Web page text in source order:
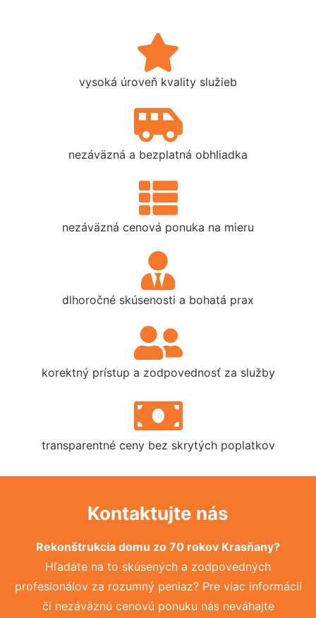
vysoká úroveň kvality služieb
nezáväzná a bezplatná obhliadka
nezáväzná cenová ponuka na mieru
dlhoročné skúsenosti a bohatá prax
korektný prístup a zodpovednosť za služby
transparentné ceny bez skrytých poplatkov
Kontaktujte nás
Rekonštrukcia domu zo 70 rokov Krasňany?
Hľadáte na to skúsených a zodpovedných
profesionálov za rozumný peniaz? Pre viac informácií
či nezáväznú cenovú ponuku nás neváhajte